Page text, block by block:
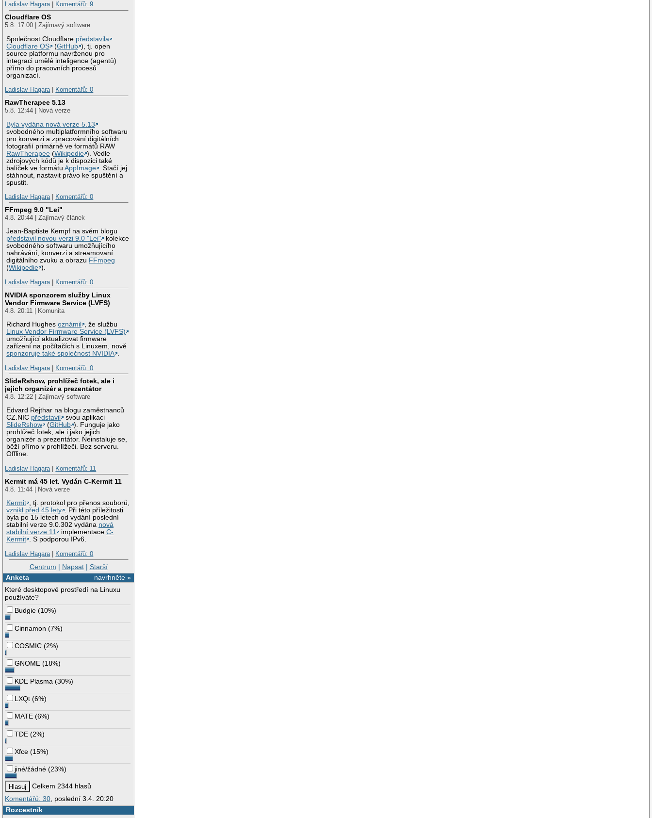
Ladislav Hagara| Komentářů: 9
Cloudflare OS
5.8. 17:00 | Zajímavý software
Společnost Cloudflare představila
Cloudflare OS
(GitHub ), tj. open
source platformu navrženou pro
integraci umělé inteligence (agentů)
přímo do pracovních procesů
organizací.
Ladislav Hagara| Komentářů: 0
RawTherapee 5.13
5.8. 12:44 | Nová verze
Byla vydána nová verze 5.13
svobodného multiplatformního softwaru
pro konverzi a zpracování digitálních
fotografií primárně ve formátů RAW
RawTherapee (Wikipedie ). Vedle
zdrojových kódů je k dispozici také
balíček ve formátuAppImage
. Stačí jej
stáhnout, nastavit právo ke spuštění a
spustit.
Ladislav Hagara| Komentářů: 0
FFmpeg 9.0 "Lei"
4.8. 20:44 | Zajímavý článek
Jean-Baptiste Kempf na svém blogu
představil novou verzi 9.0 "Lei"
kolekce
svobodného softwaru umožňujícího
nahrávání, konverzi a streamovaní
digitálního zvuku a obrazu FFmpeg
(Wikipedie ).
Ladislav Hagara| Komentářů: 0
NVIDIA sponzorem služby Linux
Vendor Firmware Service (LVFS)
4.8. 20:11 | Komunita
Richard Hughesoznámil
, že službu
Linux Vendor Firmware Service (LVFS)
umožňující aktualizovat firmware
zařízení na počítačích s Linuxem, nově
sponzoruje také společnost NVIDIA .
Ladislav Hagara| Komentářů: 0
SlideRshow, prohlížeč fotek, ale i
jejich organizér a prezentátor
4.8. 12:22 | Zajímavý software
Edvard Rejthar na blogu zaměstnanců
CZ.NIC představil
svou aplikaci
SlideRshow
(GitHub ). Funguje jako
prohlížeč fotek, ale i jako jejich
organizér a prezentátor. Neinstaluje se,
běží přímo v prohlížeči. Bez serveru.
Offline.
Ladislav Hagara| Komentářů: 11
Kermit má 45 let. Vydán C-Kermit 11
4.8. 11:44 | Nová verze
Kermit , tj. protokol pro přenos souborů,
vznikl před 45 lety . Při této příležitosti
byla po 15 letech od vydání poslední
stabilní verze 9.0.302 vydána nová
stabilní verze 11
implementaceC-
Kermit . S podporou IPv6.
Ladislav Hagara| Komentářů: 0
Centrum | Napsat| Starší
navrhněte »
Anketa
Které desktopové prostředí na Linuxu
používáte?
Budgie (10%)
Cinnamon (7%)
COSMIC (2%)
GNOME (18%)
KDE Plasma (30%)
LXQt (6%)
MATE (6%)
TDE (2%)
Xfce (15%)
jiné/žádné (23%)
Celkem 2344 hlasů
Komentářů: 30 , poslední 3.4. 20:20
Rozcestník